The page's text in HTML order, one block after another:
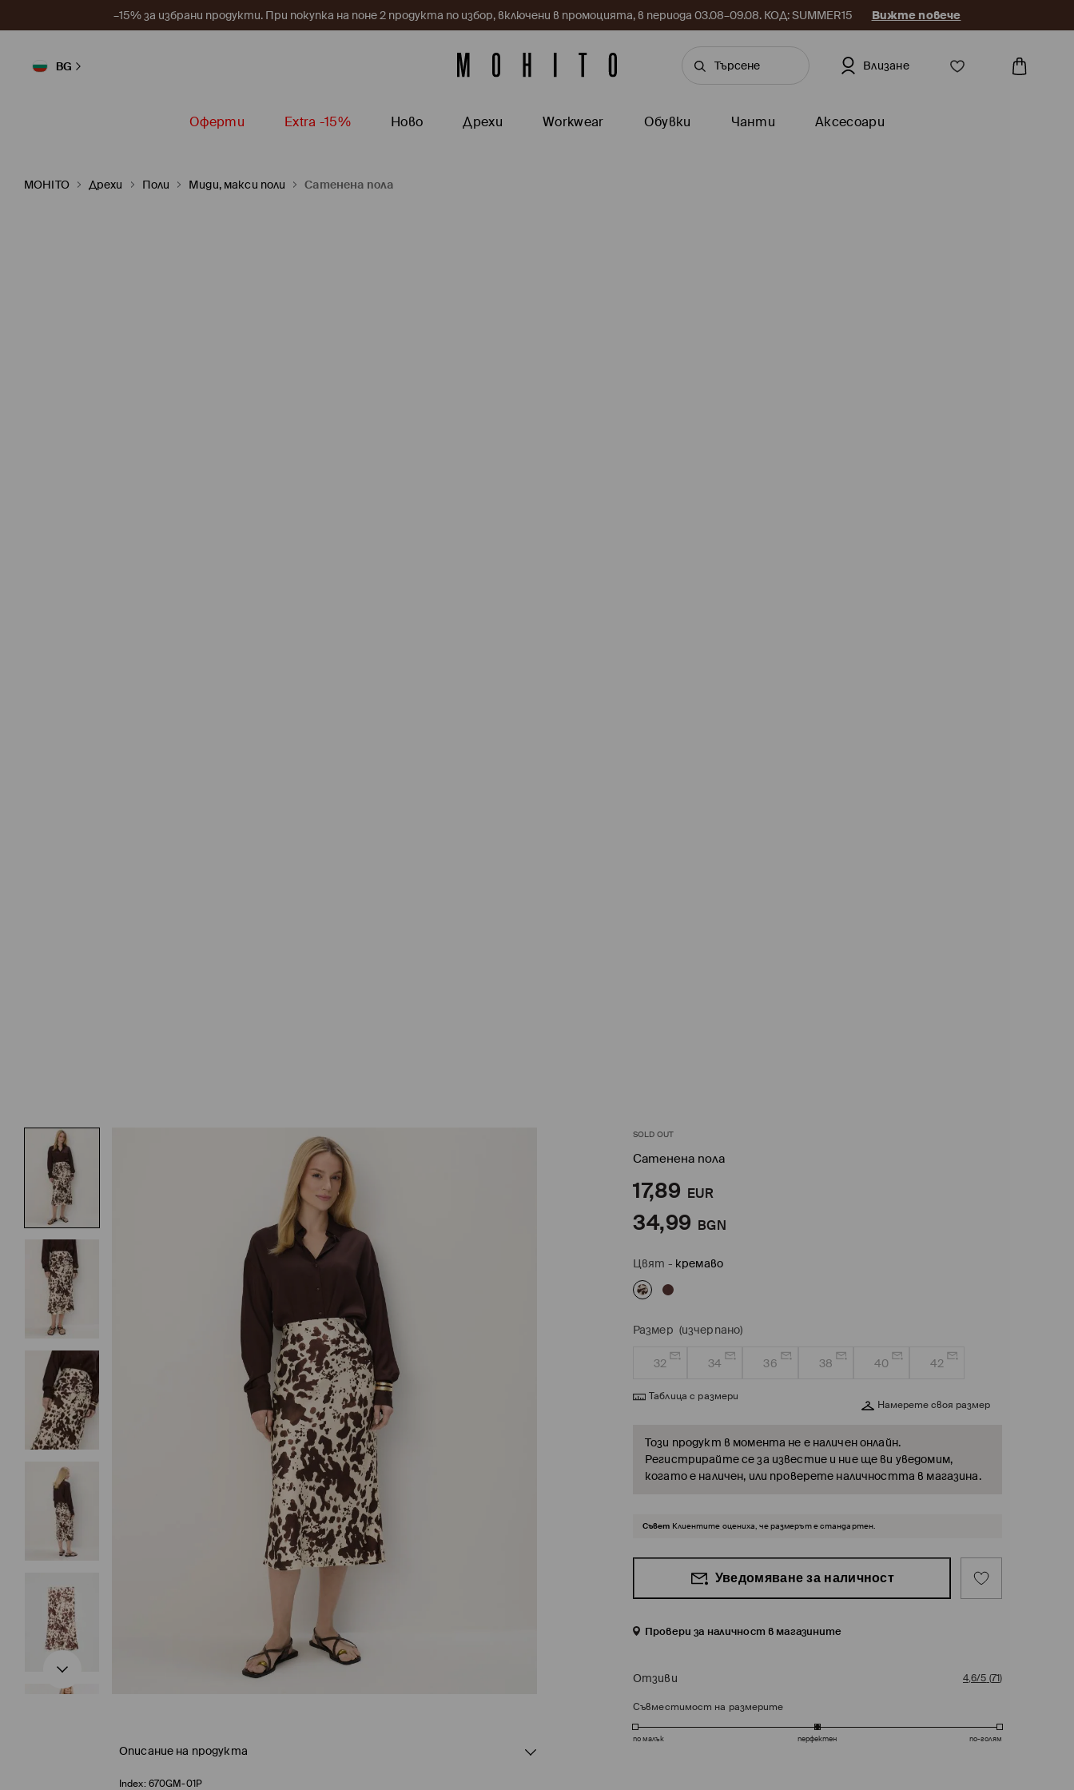
–15% за избрани продукти. При покупка на поне 2 продукта по избор, включени в промоцията, в периода 03.08–09.08. КОД: SUMMER15 Вижте повече
BG Влизане
Оферти Extra -15% Ново Дрехи Workwear Обувки Чанти Аксесоари
MOHITO Дрехи Поли Миди, макси поли Сатенена пола
SOLD OUT
Сатенена пола
17,89 EUR
34,99 BGN
Цвят - кремaво
Размер (изчерпано)
32 34 36 38 40 42
Таблица с размери
Намерете своя размер
Този продукт в момента не е наличен онлайн.
Регистрирайте се за известие и ние ще ви уведомим,
когато е наличен, или проверете наличността в магазина.
Съвет Клиентите оцениха, че размерът е стандартен.
Уведомяване за наличност
Провери за наличност в магазините
Отзиви 4,6/5 (71)
Съвместимост на размерите
по малък перфектен по-голям
Описание на продукта
Index: 670GM-01P